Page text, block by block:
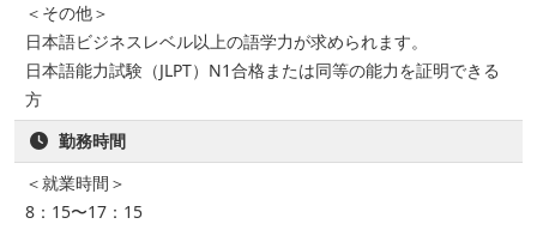
＜その他＞
日本語ビジネスレベル以上の語学力が求められます。
日本語能力試験（JLPT）N1合格または同等の能力を証明できる
方
勤務時間
＜就業時間＞
8：15〜17：15